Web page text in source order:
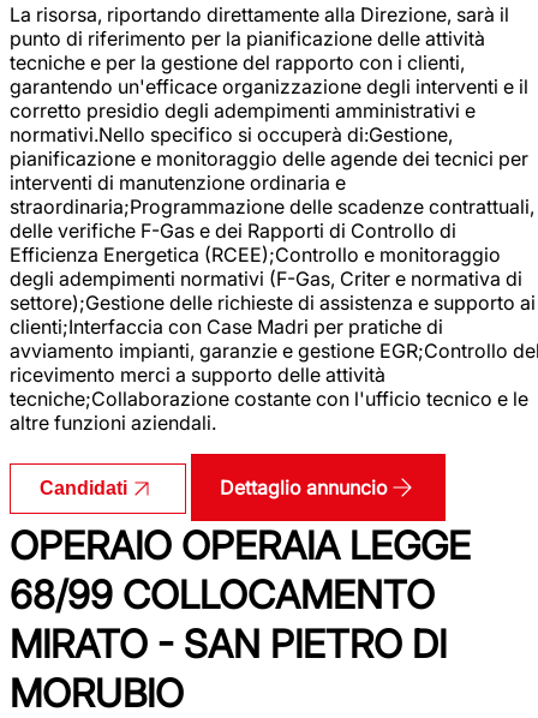
La risorsa, riportando direttamente alla Direzione, sarà il
punto di riferimento per la pianificazione delle attività
tecniche e per la gestione del rapporto con i clienti,
garantendo un'efficace organizzazione degli interventi e il
corretto presidio degli adempimenti amministrativi e
normativi.Nello specifico si occuperà di:Gestione,
pianificazione e monitoraggio delle agende dei tecnici per
interventi di manutenzione ordinaria e
straordinaria;Programmazione delle scadenze contrattuali,
delle verifiche F-Gas e dei Rapporti di Controllo di
Efficienza Energetica (RCEE);Controllo e monitoraggio
degli adempimenti normativi (F-Gas, Criter e normativa di
settore);Gestione delle richieste di assistenza e supporto ai
clienti;Interfaccia con Case Madri per pratiche di
avviamento impianti, garanzie e gestione EGR;Controllo
ricevimento merci a supporto delle attività
tecniche;Collaborazione costante con l'ufficio tecnico e le
altre funzioni aziendali.
Candidati Dettaglio annuncio
OPERAIO OPERAIA LEGGE
68/99 COLLOCAMENTO
MIRATO - SAN PIETRO DI
MORUBIO